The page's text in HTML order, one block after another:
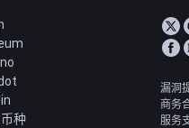
种
漏洞
商务
服务